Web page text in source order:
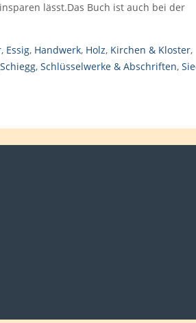
lässt.Das Buch ist auch bei der
, Essig, Handwerk, Holz, Kirchen & Kloster,
Schiegg, Schlüsselwerke & Abschriften,